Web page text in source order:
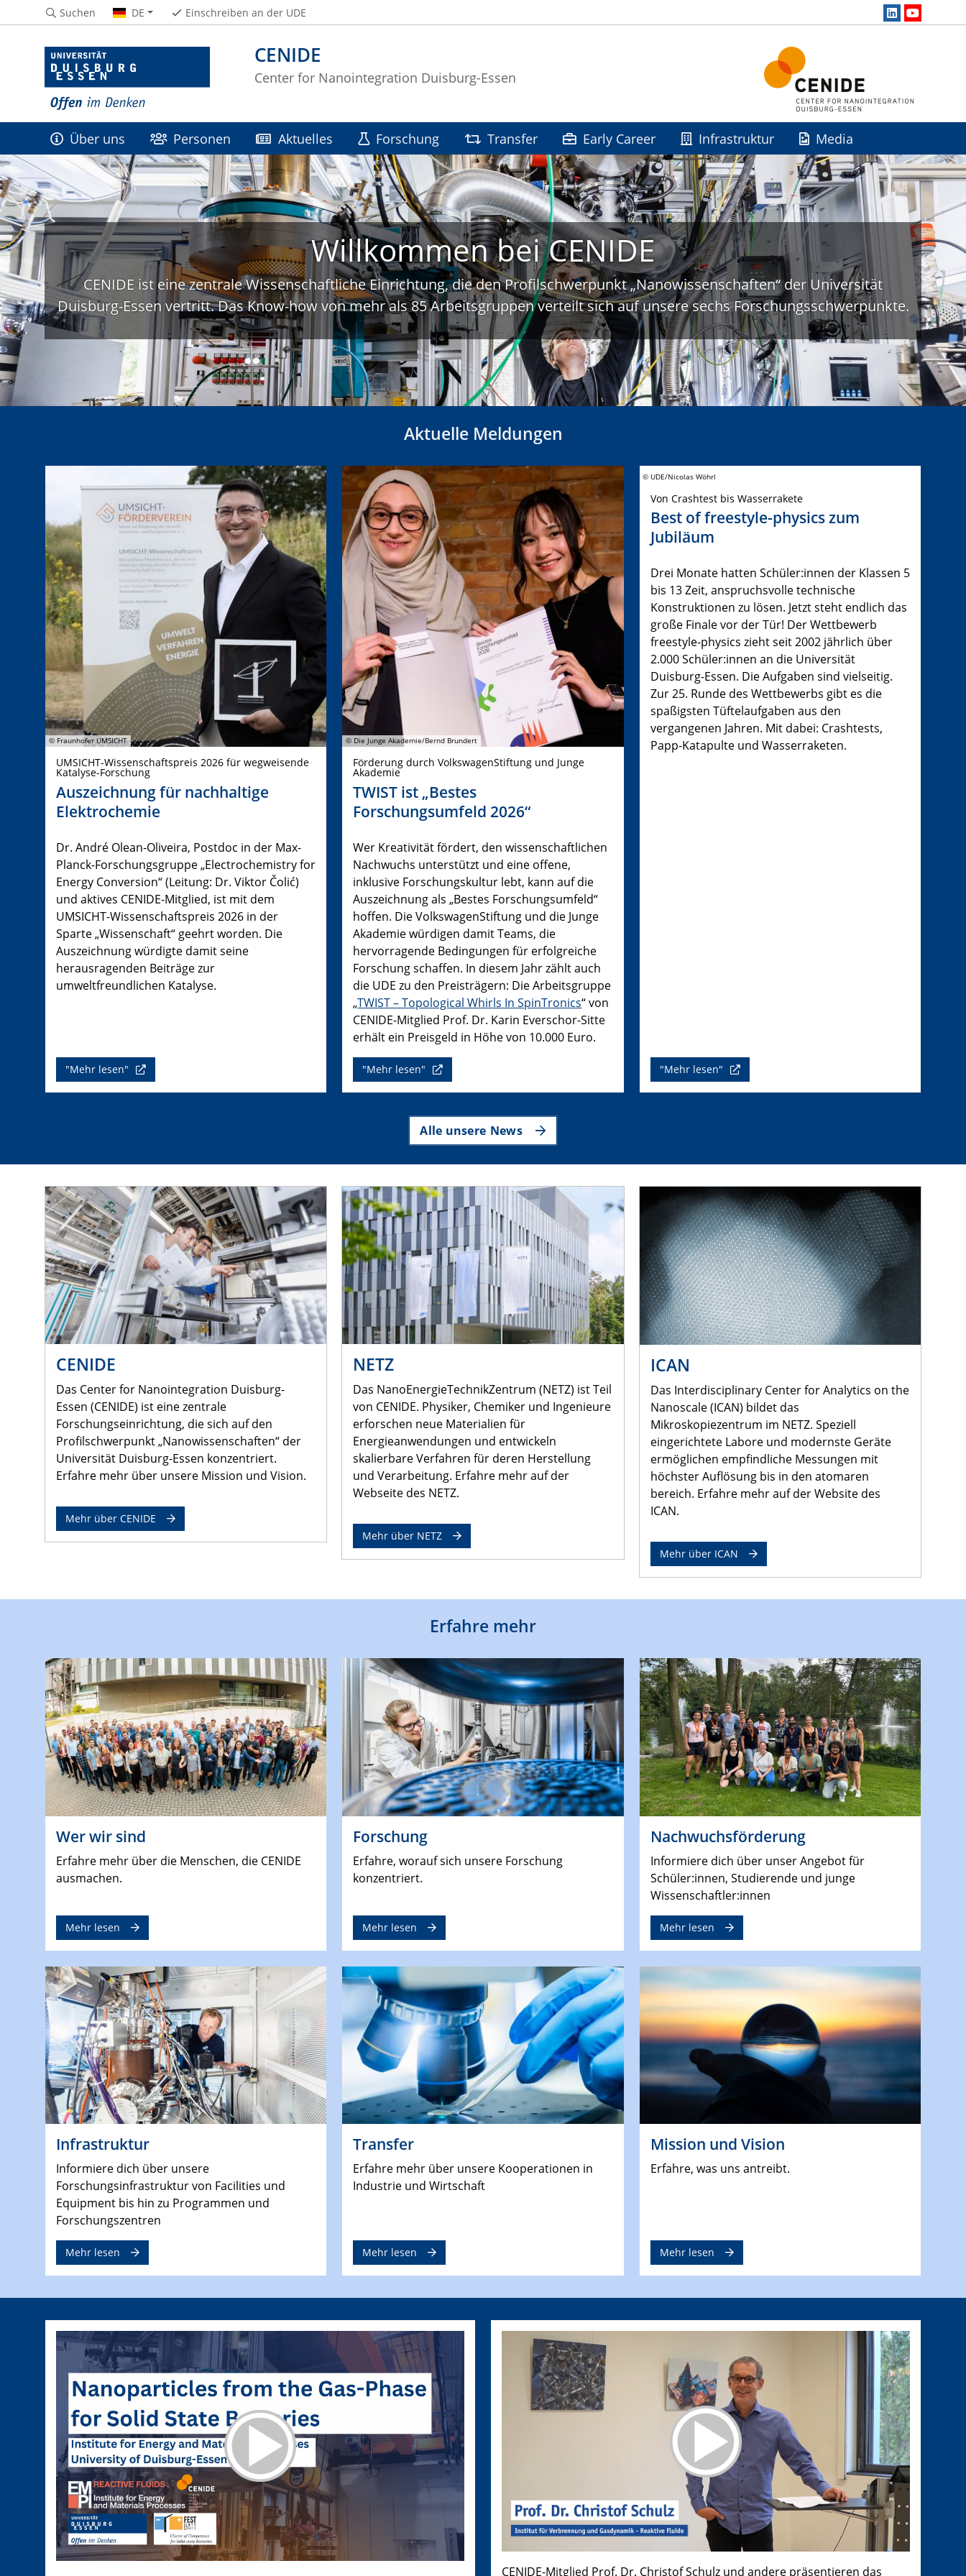
CENIDE
Center for Nanointegration Duisburg-Essen
Suchen DE Einschreiben an der UDE
Über uns Personen Aktuelles Forschung Transfer Early Career Infrastruktur Media
Willkommen bei CENIDE
CENIDE ist eine zentrale Wissenschaftliche Einrichtung, die den Profilschwerpunkt „Nanowissenschaften“ der Universität
Duisburg-Essen vertritt. Das Know-how von mehr als 85 Arbeitsgruppen verteilt sich auf unsere sechs Forschungsschwerpunkte.
Aktuelle Meldungen
© Fraunhofer UMSICHT
UMSICHT-Wissenschaftspreis 2026 für wegweisende
Katalyse-Forschung
Auszeichnung für nachhaltige
Elektrochemie
Dr. André Olean-Oliveira, Postdoc in der Max-
Planck-Forschungsgruppe „Electrochemistry for
Energy Conversion“ (Leitung: Dr. Viktor Čolić)
und aktives CENIDE-Mitglied, ist mit dem
UMSICHT-Wissenschaftspreis 2026 in der
Sparte „Wissenschaft“ geehrt worden. Die
Auszeichnung würdigte damit seine
herausragenden Beiträge zur
umweltfreundlichen Katalyse.
"Mehr lesen"
© Die Junge Akademie/Bernd Brundert
Förderung durch VolkswagenStiftung und Junge
Akademie
TWIST ist „Bestes
Forschungsumfeld 2026“
Wer Kreativität fördert, den wissenschaftlichen
Nachwuchs unterstützt und eine offene,
inklusive Forschungskultur lebt, kann auf die
Auszeichnung als „Bestes Forschungsumfeld“
hoffen. Die VolkswagenStiftung und die Junge
Akademie würdigen damit Teams, die
hervorragende Bedingungen für erfolgreiche
Forschung schaffen. In diesem Jahr zählt auch
die UDE zu den Preisträgern: Die Arbeitsgruppe
„TWIST – Topological Whirls In SpinTronics“ von
CENIDE-Mitglied Prof. Dr. Karin Everschor-Sitte
erhält ein Preisgeld in Höhe von 10.000 Euro.
"Mehr lesen"
© UDE/Nicolas Wöhrl
Von Crashtest bis Wasserrakete
Best of freestyle-physics zum
Jubiläum
Drei Monate hatten Schüler:innen der Klassen 5
bis 13 Zeit, anspruchsvolle technische
Konstruktionen zu lösen. Jetzt steht endlich das
große Finale vor der Tür! Der Wettbewerb
freestyle-physics zieht seit 2002 jährlich über
2.000 Schüler:innen an die Universität
Duisburg-Essen. Die Aufgaben sind vielseitig.
Zur 25. Runde des Wettbewerbs gibt es die
spaßigsten Tüftelaufgaben aus den
vergangenen Jahren. Mit dabei: Crashtests,
Papp-Katapulte und Wasserraketen.
"Mehr lesen"
Alle unsere News
CENIDE
Das Center for Nanointegration Duisburg-
Essen (CENIDE) ist eine zentrale
Forschungseinrichtung, die sich auf den
Profilschwerpunkt „Nanowissenschaften“ der
Universität Duisburg-Essen konzentriert.
Erfahre mehr über unsere Mission und Vision.
Mehr über CENIDE
NETZ
Das NanoEnergieTechnikZentrum (NETZ) ist Teil
von CENIDE. Physiker, Chemiker und Ingenieure
erforschen neue Materialien für
Energieanwendungen und entwickeln
skalierbare Verfahren für deren Herstellung
und Verarbeitung. Erfahre mehr auf der
Webseite des NETZ.
Mehr über NETZ
ICAN
Das Interdisciplinary Center for Analytics on the
Nanoscale (ICAN) bildet das
Mikroskopiezentrum im NETZ. Speziell
eingerichtete Labore und modernste Geräte
ermöglichen empfindliche Messungen mit
höchster Auflösung bis in den atomaren
bereich. Erfahre mehr auf der Website des
ICAN.
Mehr über ICAN
Erfahre mehr
Wer wir sind
Erfahre mehr über die Menschen, die CENIDE
ausmachen.
Mehr lesen
Forschung
Erfahre, worauf sich unsere Forschung
konzentriert.
Mehr lesen
Nachwuchsförderung
Informiere dich über unser Angebot für
Schüler:innen, Studierende und junge
Wissenschaftler:innen
Mehr lesen
Infrastruktur
Informiere dich über unsere
Forschungsinfrastruktur von Facilities und
Equipment bis hin zu Programmen und
Forschungszentren
Mehr lesen
Transfer
Erfahre mehr über unsere Kooperationen in
Industrie und Wirtschaft
Mehr lesen
Mission und Vision
Erfahre, was uns antreibt.
Mehr lesen
CENIDE-Mitglied Prof. Dr. Christof Schulz und andere präsentieren das